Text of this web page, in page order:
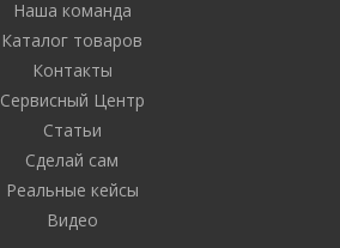
Наша команда
Каталог товаров
Контакты
Сервисный Центр
Статьи
Сделай сам
Реальные кейсы
Видео